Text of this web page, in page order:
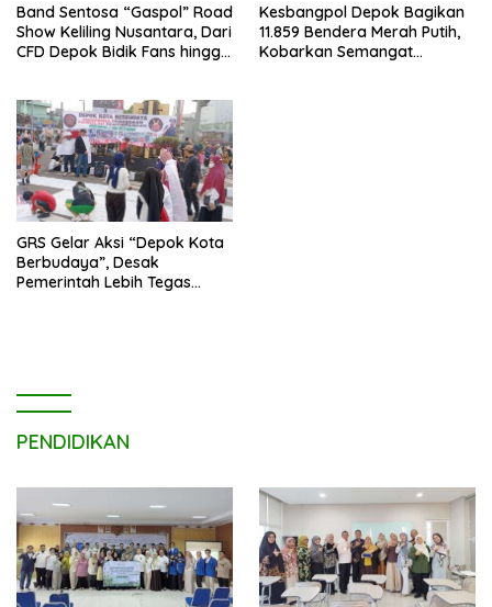
Band Sentosa “Gaspol” Road
Show Keliling Nusantara, Dari
CFD Depok Bidik Fans hingga
Kesbangpol Depok Bagikan
11.859 Bendera Merah Putih,
Kobarkan Semangat
GRS Gelar Aksi “Depok Kota
Berbudaya”, Desak
Pemerintah Lebih Tegas
PENDIDIKAN